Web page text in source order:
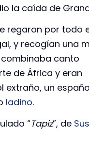
la caída de
regaron por todo
y recogían una
canto
de África y eran
extraño, un
ladino.
“Tapiz”, de